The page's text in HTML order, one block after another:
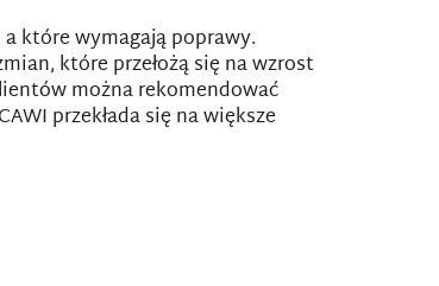
które wymagają poprawy.
które przełożą się na wzrost
można rekomendować
przekłada się na większe